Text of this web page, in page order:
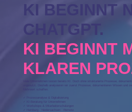
KI BEGINNT
CHATGPT.
KI BEGINNT
KLAREN
Viele Unternehmen testen bereits KI. Doch ohne strukturierte Prozesse,
ungenutzt. Deshalb analysieren wir zuerst Prozesse, dokumentieren Wissen und
Mehrwert schaffen.
✓ Prozessanalyse & Digitalisierung
✓ KI-Beratung für Unternehmen
✓ Workshops & Mitarbeiterschulungen
✓ Hamburg · Niedersachsen · Remote